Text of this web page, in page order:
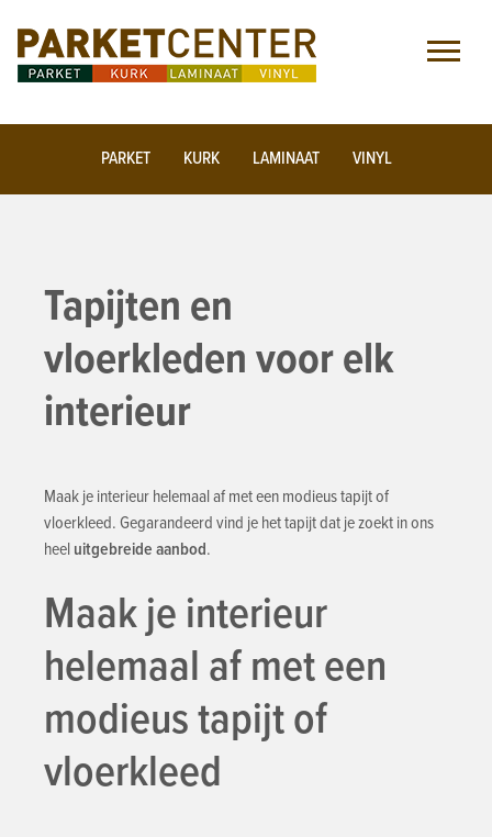
PARKET KURK LAMINAAT VINYL
Tapijten en
vloerkleden voor elk
interieur
Maak je interieur helemaal af met een modieus tapijt of
vloerkleed. Gegarandeerd vind je het tapijt dat je zoekt in ons
heeluitgebreide aanbod. ​​
Maak je interieur
helemaal af met een
modieus tapijt of
vloerkleed